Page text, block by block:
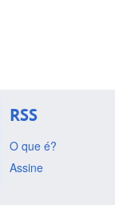
RSS
O que é?
Assine